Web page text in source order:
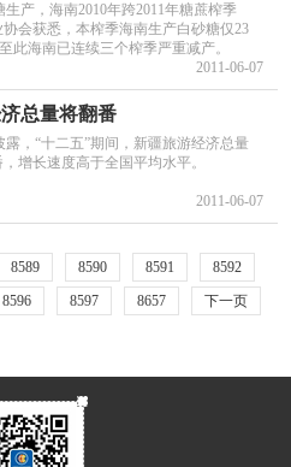
产，海南2010年跨2011年糖蔗榨季
会获悉，本榨季海南生产白砂糖仅23
此海南已连续三个榨季严重减产。
2011-06-07
总量将翻番
，“十二五”期间，新疆旅游经济总量
增长速度高于全国平均水平。
2011-06-07
8589 8590 8591 8592
8596 8597 8657 下一页